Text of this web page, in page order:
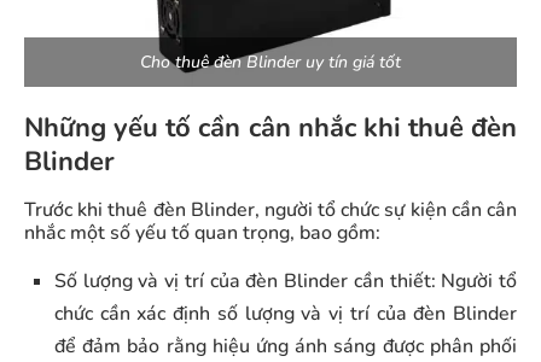
Cho thuê đèn Blinder uy tín giá tốt
Những yếu tố cần cân nhắc khi thuê đèn
Blinder
Trước khi thuê đèn Blinder, người tổ chức sự kiện cần cân
nhắc một số yếu tố quan trọng, bao gồm:
Số lượng và vị trí của đèn Blinder cần thiết: Người tổ
chức cần xác định số lượng và vị trí của đèn Blinder
để đảm bảo rằng hiệu ứng ánh sáng được phân phối